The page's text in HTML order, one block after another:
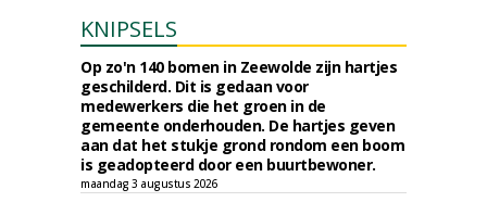
KNIPSELS
Op zo'n 140 bomen in Zeewolde zijn hartjes
geschilderd. Dit is gedaan voor
medewerkers die het groen in de
gemeente onderhouden. De hartjes geven
aan dat het stukje grond rondom een boom
is geadopteerd door een buurtbewoner.
maandag 3 augustus 2026